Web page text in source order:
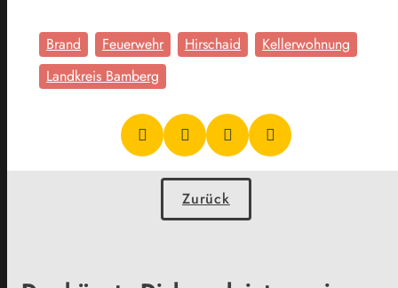
Brand Feuerwehr Hirschaid
Kellerwohnung
Landkreis Bamberg
Zurück